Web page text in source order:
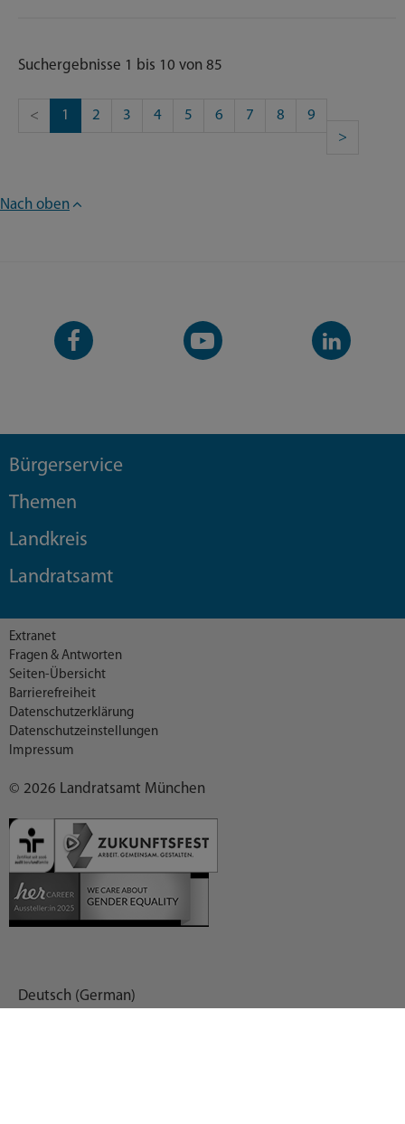
Suchergebnisse 1 bis 10 von 85
< 1 2 3 4 5 6 7 8
9
>
Nach oben
Facebook-
Seite
YouTube-
Kanal
LinkedIn-
Kanal
Bürgerservice
Themen
Landkreis
Landratsamt
© 2026 Landratsamt München
Extranet
Fragen & Antworten
Seiten-Übersicht
Barrierefreiheit
Datenschutzerklärung
Datenschutzeinstellungen
Impressum
Deutsch (German)